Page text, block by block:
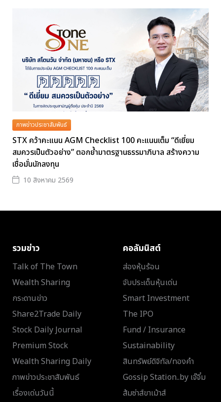
ภาพข่าวประชาสัมพันธ์
STX คว้าคะแนน AGM Checklist 100 คะแนนเต็ม “ดีเยี่ยม
สมควรเป็นตัวอย่าง” ตอกย้ำมาตรฐานธรรมาภิบาล สร้างความ
เชื่อมั่นนักลงทุน
10 สิงหาคม 2569
รวมข่าว
Talk of The Town
Wealth Sharing
กระดานข่าว
Share2Trade Daily
Stock Daily Journal
Premium Stock
Wealth Sharing Daily
ภาพข่าวประชาสัมพันธ์
เรื่องเด่นวันนี้
คอลัมนิสต์
ส่องหุ้นร้อน
จับประเด็นหุ้นเด่น
Smart Investment
The IPO
Fund / Insurance
Sustainability
สินทรัพย์ดิจิทัล/ทองคำ
Gossip Station..by เจ๊จิ๋ม
ส้มซ่าส์ขาเม้าส์